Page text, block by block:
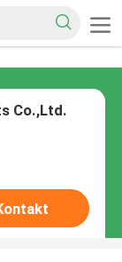
Co.,Ltd.